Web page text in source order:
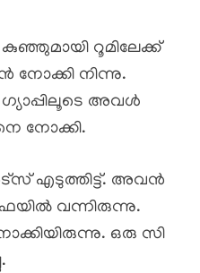
കുഞ്ഞുമായി റൂമിലേക്ക്
നിന്നു.
അവൾ
നോക്കി.
എടുത്തിട്ട്. അവൻ
വന്നിരുന്നു.
ഒരു സി